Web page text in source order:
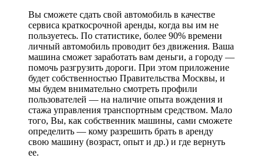
Вы сможете сдать свой автомобиль в качестве
сервиса краткосрочной аренды, когда вы им не
пользуетесь. По статистике, более 90% времени
личный автомобиль проводит без движения. Ваша
машина сможет заработать вам деньги, а городу —
помочь разгрузить дороги. При этом приложение
будет собственностью Правительства Москвы, и
мы будем внимательно смотреть профили
пользователей — на наличие опыта вождения и
стажа управления транспортным средством. Мало
того, Вы, как собственник машины, сами сможете
определить — кому разрешить брать в аренду
свою машину (возраст, опыт и др.) и где вернуть
ее.